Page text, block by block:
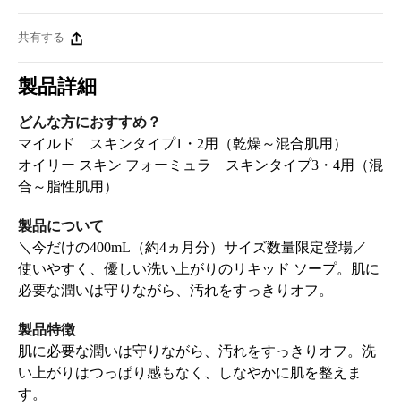
共有する
製品詳細
どんな方におすすめ？
マイルド スキンタイプ1・2用（乾燥～混合肌用）
オイリー スキン フォーミュラ スキンタイプ3・4用（混
合～脂性肌用）
製品について
＼今だけの400mL（約4ヵ月分）サイズ数量限定登場／
使いやすく、優しい洗い上がりのリキッド ソープ。肌に
必要な潤いは守りながら、汚れをすっきりオフ。
製品特徴
肌に必要な潤いは守りながら、汚れをすっきりオフ。洗
い上がりはつっぱり感もなく、しなやかに肌を整えま
す。